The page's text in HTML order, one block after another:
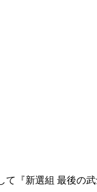
『新選組 最後の